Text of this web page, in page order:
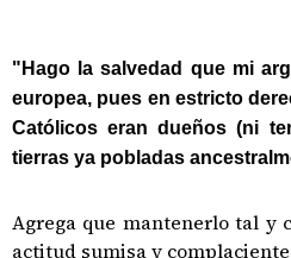
"Hago la salvedad que mi
europea, pues en estricto
Católicos eran dueños (ni
tierras ya pobladas
Agrega que mantenerlo tal y
actitud sumisa y